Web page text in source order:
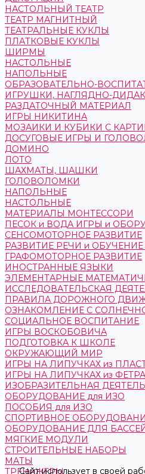
НАСТОЛЬНЫЙ ТЕАТР
ТЕАТР МАГНИТНЫЙ
ТЕАТРАЛЬНЫЕ КУКЛЫ
ПЛАТКОВЫЕ КУКЛЫ
ШИРМЫ
НАСТОЛЬНЫЕ
НАПОЛЬНЫЕ
ОБРАЗОВАТЕЛЬНО-
ИГРУШКИ, НАГЛЯДНО-
РАЗДАТОЧНЫЙ МАТЕРИАЛ
ИГРЫ НИКИТИНА
МОЗАИКИ И КУБИКИ С
ДОСУГОВЫЕ ИГРЫ И
ДОМИНО
ЛОТО
ШАХМАТЫ, ШАШКИ
ГОЛОВОЛОМКИ
НАПОЛЬНЫЕ
НАСТОЛЬНЫЕ
МАТЕРИАЛЫ МОНТЕССОРИ
ПЕСОК и ВОДА ИГРЫ и
СЕНСОМОТОРНОЕ РАЗВИТИЕ
РАЗВИТИЕ РЕЧИ и
ГРАФОМОТОРНОЕ РАЗВИТИЕ
ИНОСТРАННЫЕ ЯЗЫКИ
ЭЛЕМЕНТАРНЫЕ
ИССЛЕДОВАТЕЛЬСКАЯ
ПРАВИЛА ДОРОЖНОГО
ОЗНАКОМЛЕНИЕ С
СОЦИАЛЬНОЕ ВОСПИТАНИЕ
ИГРЫ ВОСКОБОВИЧА
ПОДГОТОВКА К ШКОЛЕ
ОКРУЖАЮЩИЙ МИР
ИГРЫ НА ЛИПУЧКАХ из
ИГРЫ НА ЛИПУЧКАХ из ФЕТРА
ИЗОБРАЗИТЕЛЬНАЯ
ОБОРУДОВАНИЕ для ИЗО
ПОСОБИЯ для ИЗО
СПОРТИВНОЕ
ОБОРУДОВАНИЕ ДЛЯ
МЯГКИЕ МОДУЛИ
СТРОИТЕЛЬНЫЕ НАБОРЫ
МАТЫ
ТРЕНАЖЕРЫ
Сайт использует в своей